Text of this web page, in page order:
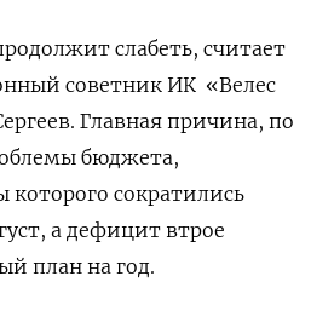
слабеть, считает
советник ИК «Велес
Главная причина, по
бюджета,
которого сократились
а дефицит втрое
план на год.